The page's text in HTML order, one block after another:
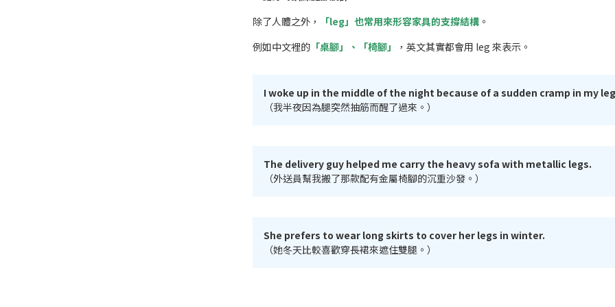
除了人體之外，
「leg」也常用來形容家具的支撐結構 。
例如中文裡的 「桌腳」、「椅腳」 ，英文其實都會用 leg 來表示。
I woke up in the middle of the night because of a sudden cramp in my
（我半夜因為腿突然抽筋而醒了過來。）
The delivery guy helped me carry the heavy sofa with metallic legs.
（外送員幫我搬了那款配有金屬椅腳的沉重沙發。）
She prefers to wear long skirts to cover her legs in winter.
（她冬天比較喜歡穿長裙來遮住雙腿。）